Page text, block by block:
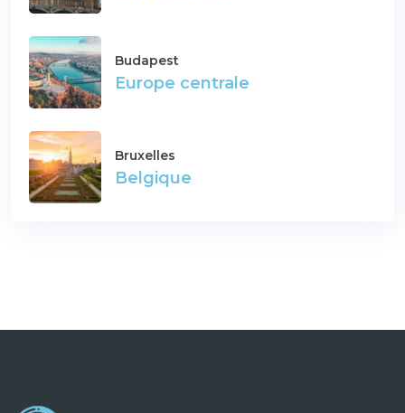
Budapest
Europe centrale
Bruxelles
Belgique